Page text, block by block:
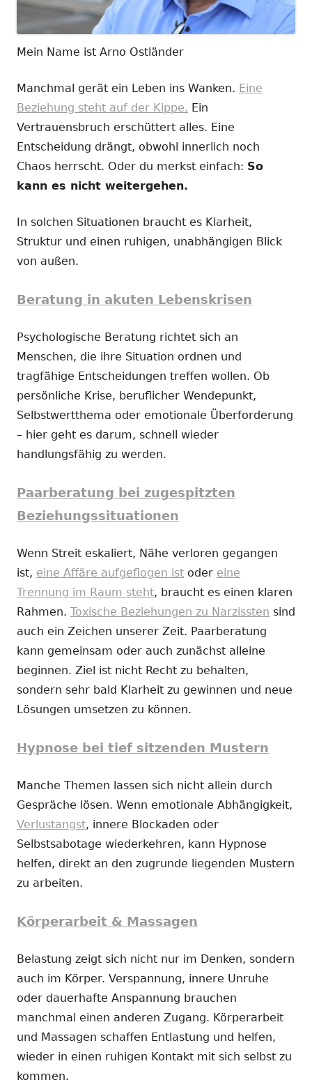
Mein Name ist Arno Ostländer
Manchmal gerät ein Leben ins Wanken. Eine
Beziehung steht auf der Kippe. Ein
Vertrauensbruch erschüttert alles. Eine
Entscheidung drängt, obwohl innerlich noch
Chaos herrscht. Oder du merkst einfach: So
kann es nicht weitergehen.
In solchen Situationen braucht es Klarheit,
Struktur und einen ruhigen, unabhängigen Blick
von außen.
Beratung in akuten Lebenskrisen
Psychologische Beratung richtet sich an
Menschen, die ihre Situation ordnen und
tragfähige Entscheidungen treffen wollen. Ob
persönliche Krise, beruflicher Wendepunkt,
Selbstwertthema oder emotionale Überforderung
– hier geht es darum, schnell wieder
handlungsfähig zu werden.
Paarberatung bei zugespitzten
Beziehungssituationen
Wenn Streit eskaliert, Nähe verloren gegangen
ist, eine Affäre aufgeflogen ist oder eine
Trennung im Raum steht, braucht es einen klaren
Rahmen. Toxische Beziehungen zu Narzissten sind
auch ein Zeichen unserer Zeit. Paarberatung
kann gemeinsam oder auch zunächst alleine
beginnen. Ziel ist nicht Recht zu behalten,
sondern sehr bald Klarheit zu gewinnen und neue
Lösungen umsetzen zu können.
Hypnose bei tief sitzenden Mustern
Manche Themen lassen sich nicht allein durch
Gespräche lösen. Wenn emotionale Abhängigkeit,
Verlustangst, innere Blockaden oder
Selbstsabotage wiederkehren, kann Hypnose
helfen, direkt an den zugrunde liegenden Mustern
zu arbeiten.
Körperarbeit & Massagen
Belastung zeigt sich nicht nur im Denken, sondern
auch im Körper. Verspannung, innere Unruhe
oder dauerhafte Anspannung brauchen
manchmal einen anderen Zugang. Körperarbeit
und Massagen schaffen Entlastung und helfen,
wieder in einen ruhigen Kontakt mit sich selbst zu
kommen.